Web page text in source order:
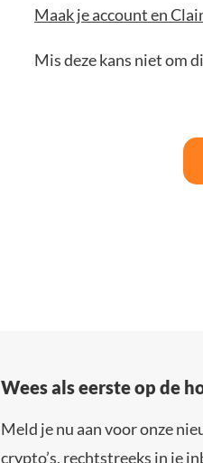
Maak je account en
Mis deze kans niet om
Wees als eerste op de
Meld je nu aan voor onze
crypto’s, rechtstreeks in je